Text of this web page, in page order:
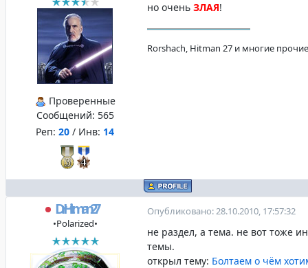
Проверенные
Сообщений: 565
Реп: 20 / Инв: 14
но очень ЗЛАЯ!
Rorshach, Hitman 27 и многие
DrHitman27
•Polarized•
Опубликовано: 28.10.2010, 17:57:32
не раздел, а тема. не вот тоже
темы.
открыл тему: Болтаем о чём